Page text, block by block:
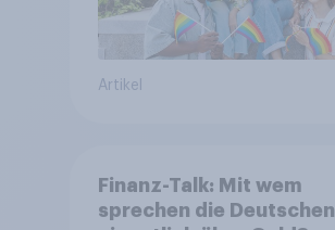
Artikel
Finanz-Talk: Mit wem
sprechen die Deutschen